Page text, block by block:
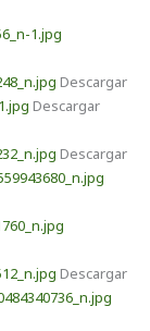
1.jpg
Descargar
Descargar
Descargar
Descargar